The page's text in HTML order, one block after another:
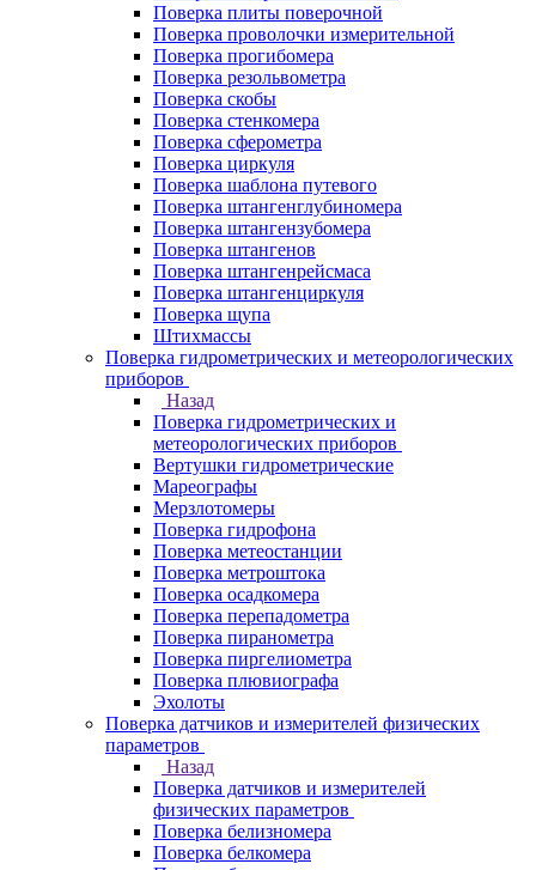
Поверка плиты поверочной
Поверка проволочки измерительной
Поверка прогибомера
Поверка резольвометра
Поверка скобы
Поверка стенкомера
Поверка сферометра
Поверка циркуля
Поверка шаблона путевого
Поверка штангенглубиномера
Поверка штангензубомера
Поверка штангенов
Поверка штангенрейсмаса
Поверка штангенциркуля
Поверка щупа
Штихмассы
Поверка гидрометрических и метеорологических
приборов
Назад
Поверка гидрометрических и
метеорологических приборов
Вертушки гидрометрические
Мареографы
Мерзлотомеры
Поверка гидрофона
Поверка метеостанции
Поверка метроштока
Поверка осадкомера
Поверка перепадометра
Поверка пиранометра
Поверка пиргелиометра
Поверка плювиографа
Эхолоты
Поверка датчиков и измерителей физических
параметров
Назад
Поверка датчиков и измерителей
физических параметров
Поверка белизномера
Поверка белкомера